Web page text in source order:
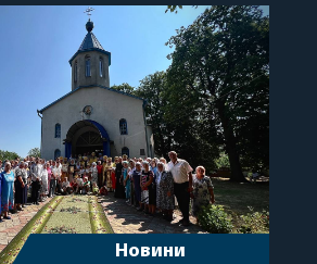
Під час богослужіння підносилися
за мир в Україні, за воїнів, які
Новини